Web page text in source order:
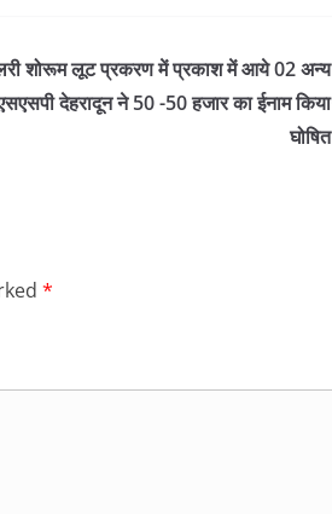
शोरूम लूट प्रकरण में प्रकाश में आये 02 अन्य
देहरादून ने 50 -50 हजार का ईनाम किया
घोषित
*